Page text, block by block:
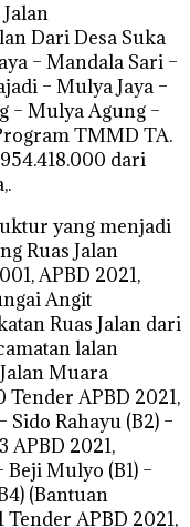
Dari Desa Suka
– Mandala Sari –
– Mulya Jaya –
– Mulya Agung –
TMMD TA.
dari
yang menjadi
Ruas Jalan
APBD 2021,
Angit
Ruas Jalan dari
lalan
Muara
Tender APBD 2021,
Sido Rahayu (B2) –
APBD 2021,
Beji Mulyo (B1) –
(Bantuan
Tender APBD 2021,